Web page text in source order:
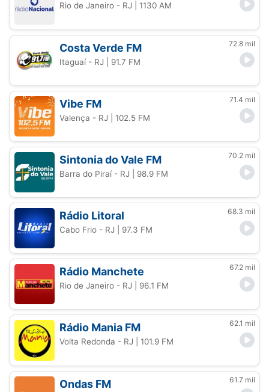
Rio de Janeiro - RJ | 1130 AM
Costa Verde FM 72.8 mil
Itaguaí - RJ | 91.7 FM
Vibe FM 71.4 mil
Valença - RJ | 102.5 FM
Sintonia do Vale FM 70.2 mil
Barra do Piraí - RJ | 98.9 FM
Rádio Litoral 68.3 mil
Cabo Frio - RJ | 97.3 FM
Rádio Manchete 67.2 mil
Rio de Janeiro - RJ | 96.1 FM
Rádio Mania FM 62.1 mil
Volta Redonda - RJ | 101.9 FM
Ondas FM 61.7 mil